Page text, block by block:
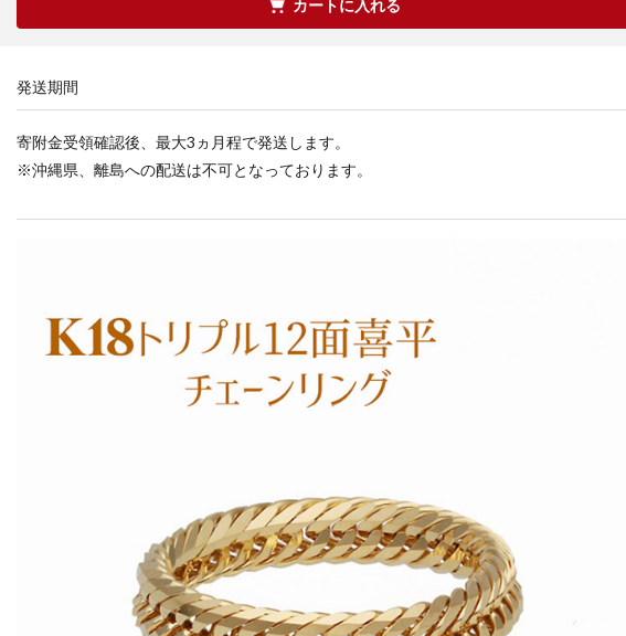
カートに入れる
発送期間
寄附金受領確認後、最大3ヵ月程で発送します。
※沖縄県、離島への配送は不可となっております。